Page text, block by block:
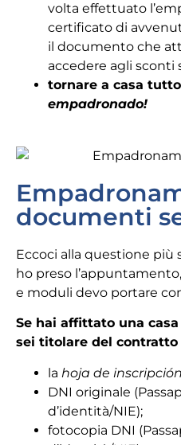
volta effettuato
certificato di
il documento che
accedere agli sconti
tornare a casa
empadronado!
documenti
Eccoci alla questione
ho preso
e moduli devo portare
Se hai affittato una
sei titolare del
la hoja de
DNI originale
d’identità/NIE);
fotocopia DNI